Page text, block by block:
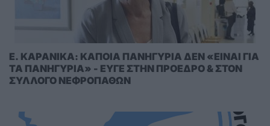
E. KAΡΑΝΙΚΑ: ΚΑΠΟΙΑ ΠΑΝΗΓΥΡΙΑ ΔΕΝ «ΕΙΝΑΙ ΓΙΑ
ΤΑ ΠΑΝΗΓΥΡΙΑ» - ΕΥΓΕ ΣΤΗΝ ΠΡΟΕΔΡΟ & ΣΤΟΝ
ΣΥΛΛΟΓΟ ΝΕΦΡΟΠΑΘΩΝ